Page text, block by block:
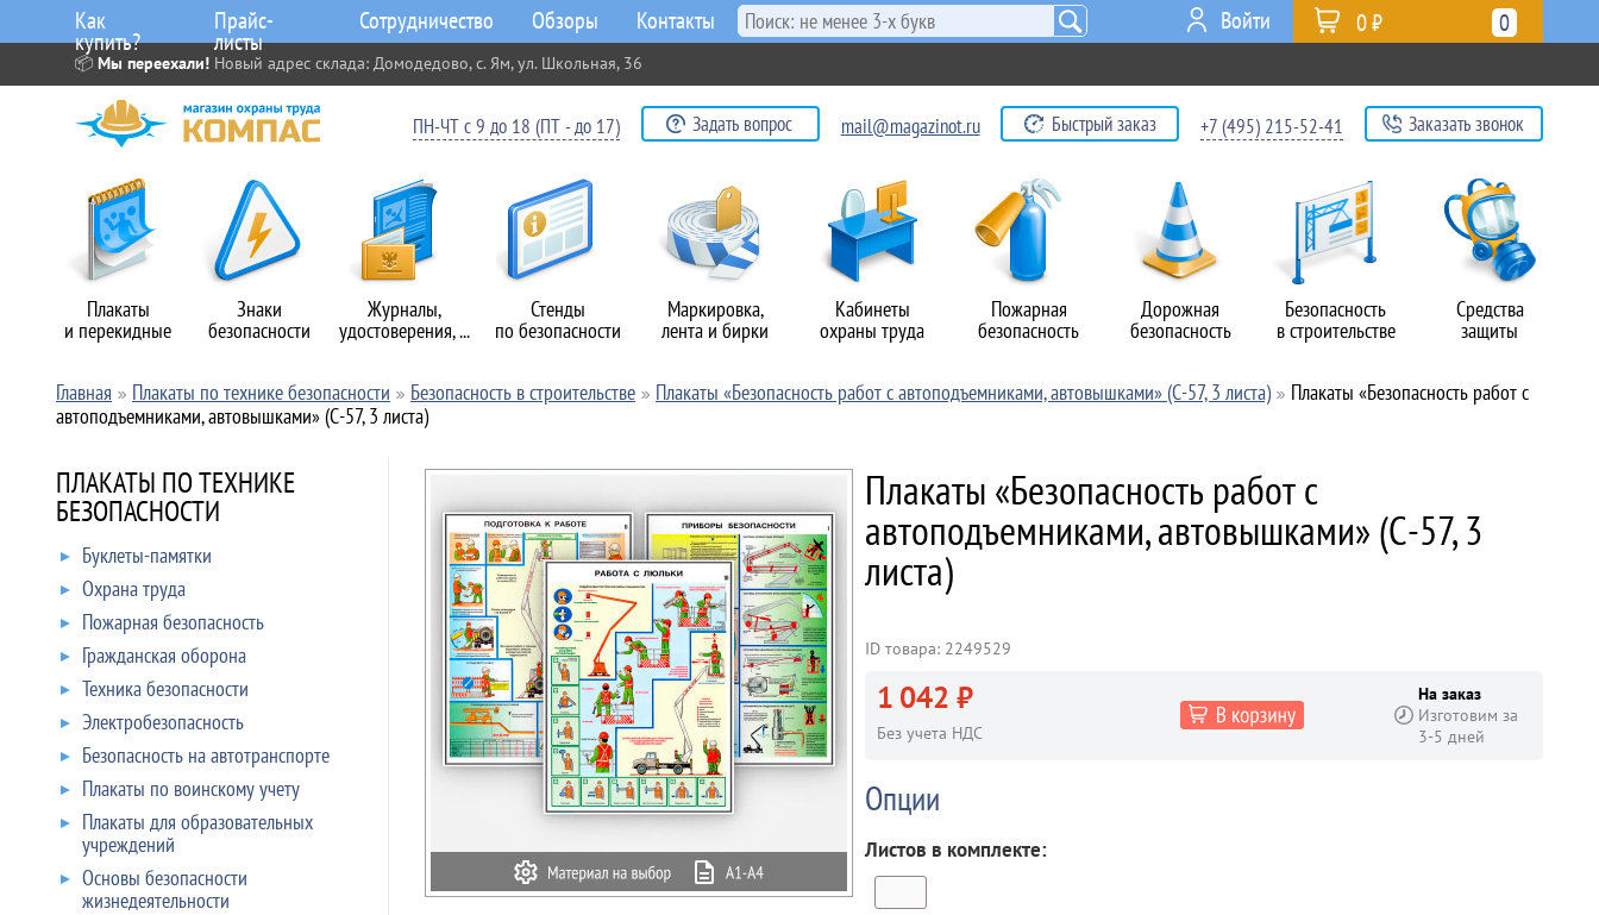
📦 Мы переехали! Новый адрес склада: Домодедово, с. Ям, ул. Школьная, 36
Плакаты
и перекидные
Знаки
безопасности
Журналы,
удостоверения, ...
Стенды
по безопасности
Маркировка,
лента и бирки
Кабинеты
охраны труда
Пожарная
безопасность
Дорожная
безопасность
Безопасность
в строительстве
Средства
защиты
Как
купить?
Прайс-
листы
Сотрудничество Обзоры Контакты 0
0 ₽
Войти
ПН-ЧТ с 9 до 18 (ПТ - до 17) Задать вопрос mail@magazinot.ru Быстрый заказ +7 (495) 215-52-41 Заказать звонок
Главная Плакаты по технике безопасности Безопасность в строительстве Плакаты «Безопасность работ с автоподъемниками, автовышками» (С-57, 3 листа)
Плакаты «Безопасность работ с
автоподъемниками, автовышками» (С-57, 3 листа)
ПЛАКАТЫ ПО ТЕХНИКЕ
БЕЗОПАСНОСТИ
Буклеты-памятки
Охрана труда
Пожарная безопасность
Гражданская оборона
Техника безопасности
Электробезопасность
Безопасность на автотранспорте
Плакаты по воинскому учету
Плакаты для образовательных
учреждений
Основы безопасности
жизнедеятельности
Плакаты «Безопасность работ с
автоподъемниками, автовышками» (С-57, 3
листа)
ID товара: 2249529
1 042 ₽
Без учета НДС
На заказ
Изготовим за
3-5 дней
Опции
Листов в комплекте: